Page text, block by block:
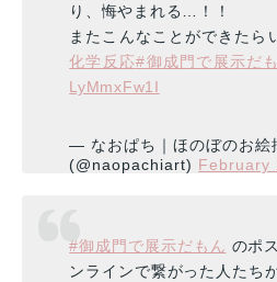
り、悔やまれる…！！
またこんなことができたら
化学反応#御成門で展示だ
LyMmxFw1I
— なおぱち｜ほのぼのお絵
(@naopachiart) February
#御成門で展示だもん のポ
ンラインで繋がった人たち